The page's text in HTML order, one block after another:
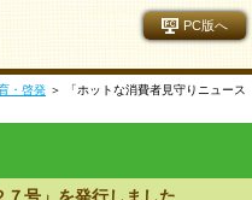
PC版へ
・啓発 ＞ 「ホットな消費者見守りニュース